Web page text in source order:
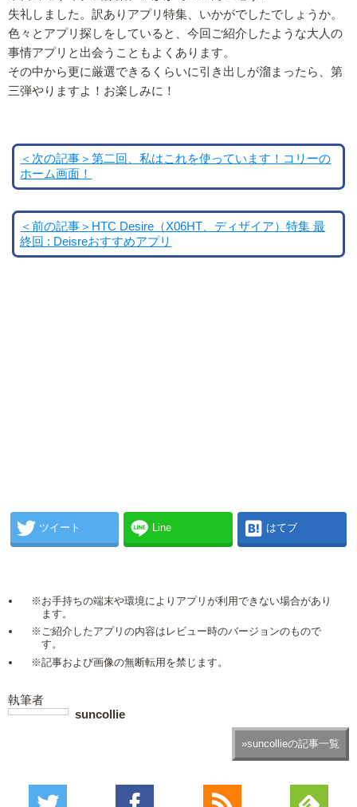
失礼しました。訳ありアプリ特集、いかがでしたでしょうか。
色々とアプリ探しをしていると、今回ご紹介したような大人の
事情アプリと出会うこともよくあります。
その中から更に厳選できるくらいに引き出しが溜まったら、第
三弾やりますよ！お楽しみに！
＜次の記事＞第二回、私はこれを使っています！コリーの
ホーム画面！
＜前の記事＞HTC Desire（X06HT、ディザイア）特集 最
終回 : Deisreおすすめアプリ
ツイート Line はてブ
※お手持ちの端末や環境によりアプリが利用できない場合があり
ます。
※ご紹介したアプリの内容はレビュー時のバージョンのもので
す。
※記事および画像の無断転用を禁じます。
執筆者
suncollie
»suncollieの記事一覧